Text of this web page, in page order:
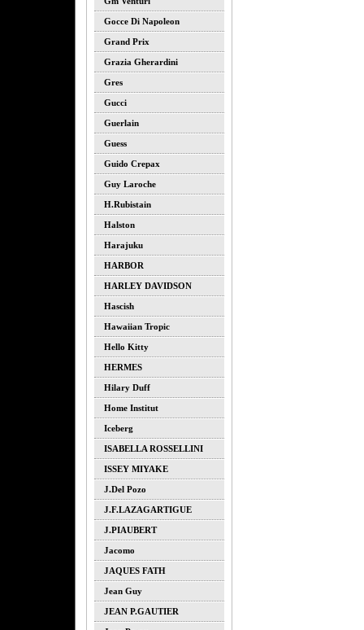
Gocce Di Napoleon
Grand Prix
Grazia Gherardini
Gres
Gucci
Guerlain
Guess
Guido Crepax
Guy Laroche
H.rubistain
Halston
Harajuku
HARBOR
HARLEY DAVIDSON
Hascish
Hawaiian Tropic
Hello Kitty
HERMES
Hilary Duff
Home Institut
Iceberg
ISABELLA ROSSELLINI
ISSEY MIYAKE
J.del Pozo
J.F.LAZAGARTIGUE
J.PIAUBERT
Jacomo
JAQUES FATH
Jean Guy
JEAN P.GAUTIER